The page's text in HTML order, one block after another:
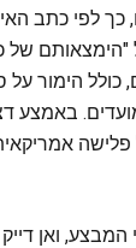
כך לפי כתב
"הימצאותם של
הימור על
באמצע
אמריקאית
לפני המבצע, ואן